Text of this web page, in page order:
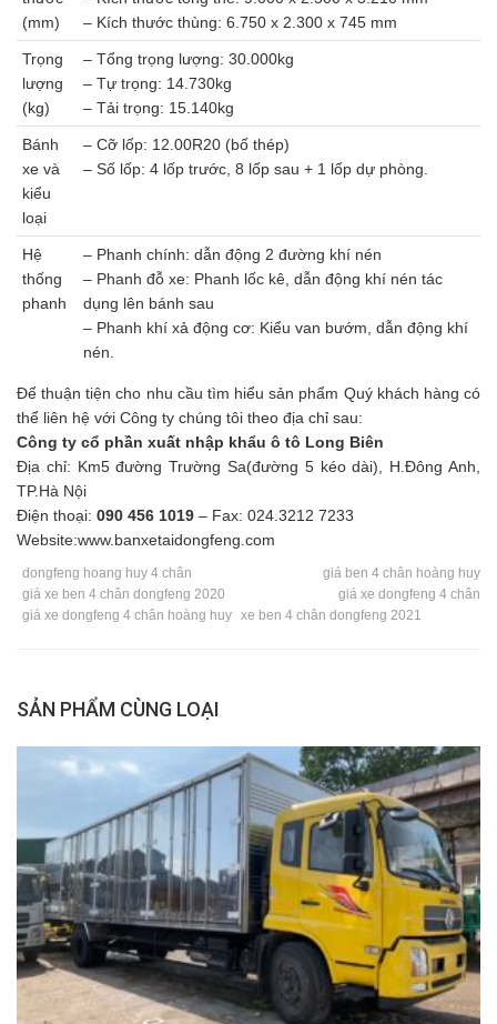
(mm)
– Kích thước thùng: 6.750 x 2.300 x 745 mm
Trọng
lượng
(kg)
– Tổng trọng lượng: 30.000kg
– Tự trọng: 14.730kg
– Tải trọng: 15.140kg
Bánh
xe và
kiểu
loại
– Cỡ lốp: 12.00R20 (bố thép)
– Số lốp: 4 lốp trước, 8 lốp sau + 1 lốp dự phòng.
Hệ
thống
phanh
– Phanh chính: dẫn động 2 đường khí nén
– Phanh đỗ xe: Phanh lốc kê, dẫn động khí nén tác
dụng lên bánh sau
– Phanh khí xả động cơ: Kiểu van bướm, dẫn động khí
nén.
Để thuận tiện cho nhu cầu tìm hiểu sản phẩm Quý khách hàng có
thể liên hệ với Công ty chúng tôi theo địa chỉ sau:
Công ty cổ phần xuất nhập khẩu ô tô Long Biên
Địa chỉ: Km5 đường Trường Sa(đường 5 kéo dài), H.Đông Anh,
TP.Hà Nội
Điện thoại: 090 456 1019 – Fax: 024.3212 7233
Website:www.banxetaidongfeng.com
dongfeng hoang huy 4 chân
giá ben 4 chân hoàng huy
giá xe ben 4 chân dongfeng 2020
giá xe dongfeng 4 chân
giá xe dongfeng 4 chân hoàng huy xe ben 4 chân dongfeng 2021
SẢN PHẨM CÙNG LOẠI